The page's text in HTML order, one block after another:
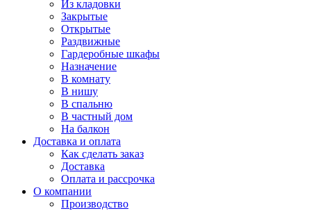
Из кладовки
Закрытые
Открытые
Раздвижные
Гардеробные шкафы
Назначение
В комнату
В нишу
В спальню
В частный дом
На балкон
Доставка и оплата
Как сделать заказ
Доставка
Оплата и рассрочка
О компании
Производство